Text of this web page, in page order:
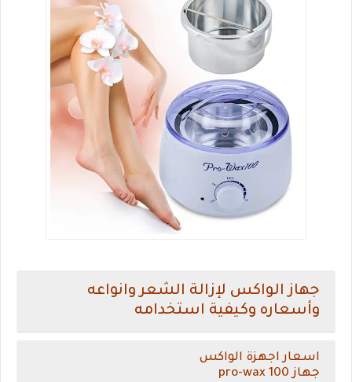
جهاز الواكس لإزالة الشعر وانواعه
وأسعاره وكيفية استخدامه
اسعار اجهزة الواكس
جهاز pro-wax 100